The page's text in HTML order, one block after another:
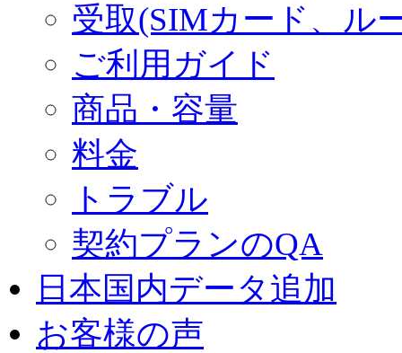
受取(SIMカード、ル
ご利用ガイド
商品・容量
料金
トラブル
契約プランのQA
日本国内データ追加
お客様の声